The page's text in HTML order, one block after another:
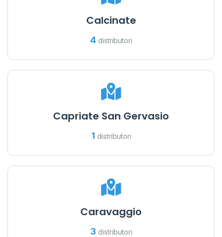
Calcinate
4 distributori
Capriate San Gervasio
1 distributori
Caravaggio
3 distributori